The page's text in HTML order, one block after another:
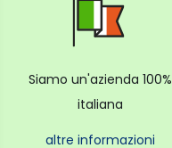
Siamo un'azienda 100%
italiana
altre informazioni